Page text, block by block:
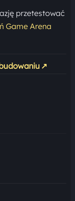
przetestować
Game Arena
↗